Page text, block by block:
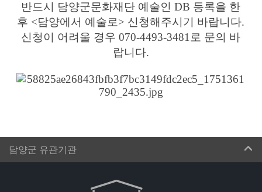
반드시 담양군문화재단 예술인 DB 등록을 한
후 <담양에서 예술로> 신청해주시기 바랍니다.
신청이 어려울 경우 070-4493-3481로 문의 바
랍니다.
담양군 유관기관